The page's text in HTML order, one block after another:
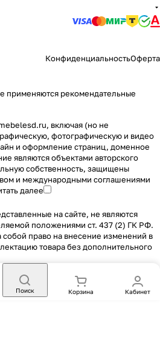
КонфиденциальностьОферта
применяются рекомендательные
включая (но не
фотографическую и видео
и оформление страниц, доменное
являются объектами авторского
собственность, защищены
и международными соглашениями
далее
на сайте, не являются
положениями ст. 437 (2) ГК РФ.
собой право на внесение изменений в
товара без дополнительного
Поиск Корзина Кабинет